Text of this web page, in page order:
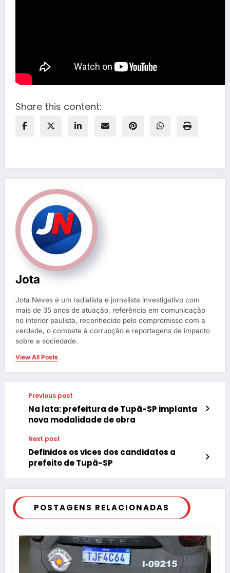
Share this content:
Jota
Jota Neves é um radialista e jornalista investigativo com
mais de 35 anos de atuação, referência em comunicação
no interior paulista, reconhecido pelo compromisso com a
verdade, o combate à corrupção e reportagens de impacto
sobre a sociedade.
View All Posts
Previous post
Na lata: prefeitura de Tupã-SP implanta
nova modalidade de obra
Next post
Definidos os vices dos candidatos a
prefeito de Tupã-SP
POSTAGENS RELACIONADAS